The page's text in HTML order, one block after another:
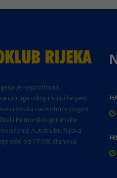
je neprofitna i
udruga u koju su učlanjeni
vozila na motorni pogon,
Primorsko-goranske
Autoklubu Rijeka
više od 17.000 članova.